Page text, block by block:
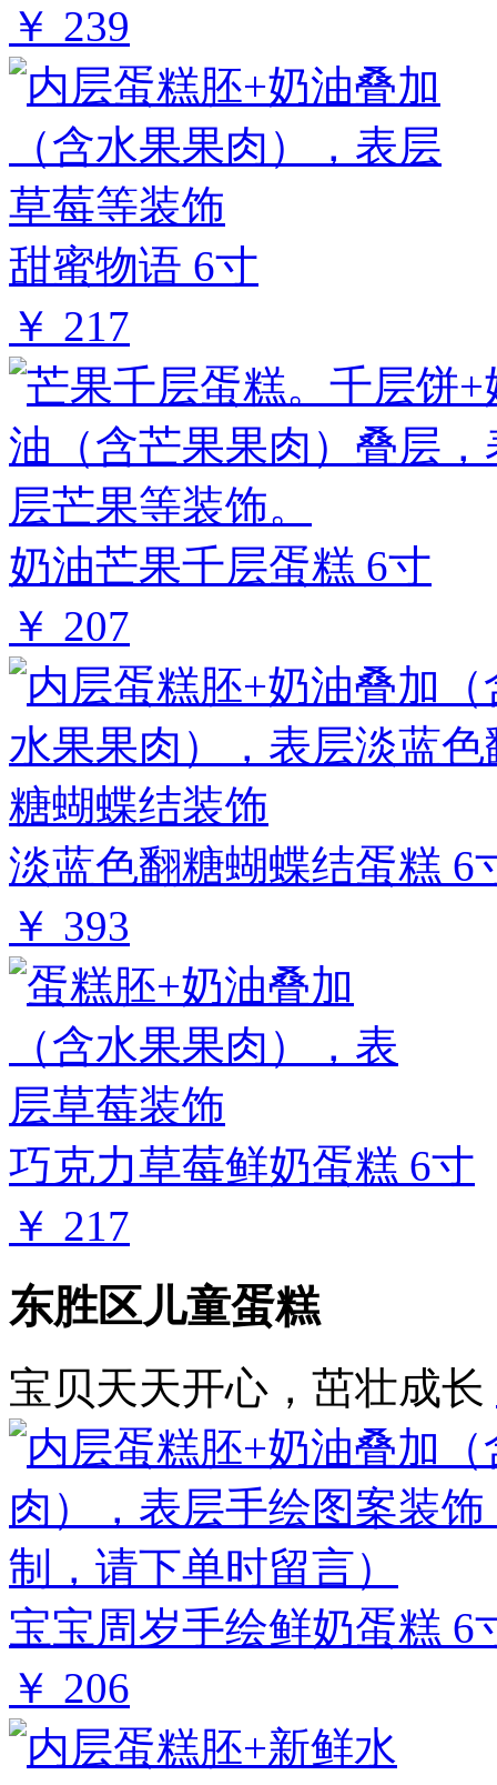
￥ 239
甜蜜物语 6寸
￥ 217
奶油芒果千层蛋糕 6寸
￥ 207
淡蓝色翻糖蝴蝶结蛋糕 6
￥ 393
巧克力草莓鲜奶蛋糕 6寸
￥ 217
东胜区儿童蛋糕
宝贝天天开心，茁壮成长
宝宝周岁手绘鲜奶蛋糕 6
￥ 206